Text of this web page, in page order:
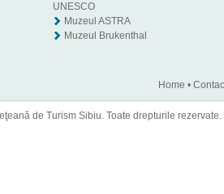
UNESCO
Muzeul ASTRA
Muzeul Brukenthal
Home •
de Turism Sibiu. Toate drepturile rezervate.